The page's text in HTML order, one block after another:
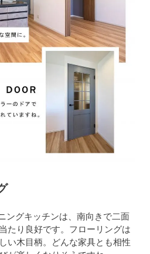
ングキッチンは、南向きで二面
たり良好です。フローリングは
い木目柄。どんな家具とも相性